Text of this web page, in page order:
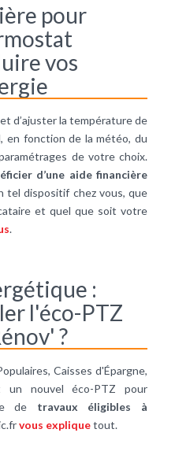
pour
vos
d’ajuster la température de
en fonction de la météo, du
de votre choix.
d’une aide financière
tel dispositif chez vous, que
et quel que soit votre
.
:
l'éco-PTZ
?
Caisses d'Épargne,
un nouvel éco-PTZ pour
de travaux éligibles à
vous expliquetout.